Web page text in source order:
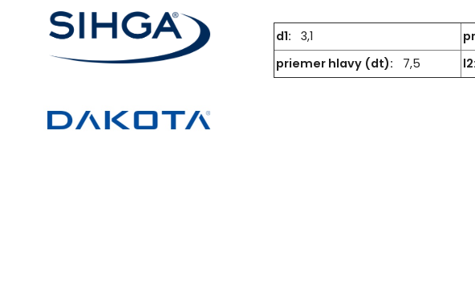
d1: 3,1
priemer hlavy (dt): 7,5 l2: